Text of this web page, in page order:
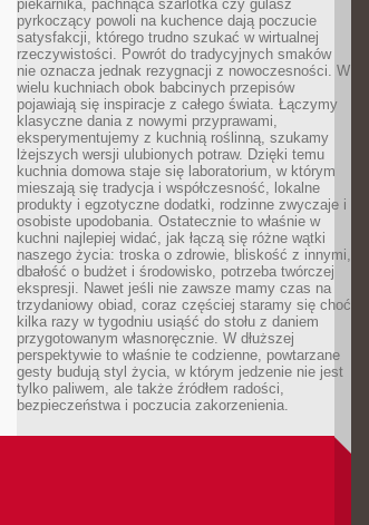
piekarnika, pachnąca szarlotka czy gulasz
pyrkoczący powoli na kuchence dają poczucie
satysfakcji, którego trudno szukać w wirtualnej
rzeczywistości. Powrót do tradycyjnych smaków
nie oznacza jednak rezygnacji z nowoczesności. W
wielu kuchniach obok babcinych przepisów
pojawiają się inspiracje z całego świata. Łączymy
klasyczne dania z nowymi przyprawami,
eksperymentujemy z kuchnią roślinną, szukamy
lżejszych wersji ulubionych potraw. Dzięki temu
kuchnia domowa staje się laboratorium, w którym
mieszają się tradycja i współczesność, lokalne
produkty i egzotyczne dodatki, rodzinne zwyczaje i
osobiste upodobania. Ostatecznie to właśnie w
kuchni najlepiej widać, jak łączą się różne wątki
naszego życia: troska o zdrowie, bliskość z innymi,
dbałość o budżet i środowisko, potrzeba twórczej
ekspresji. Nawet jeśli nie zawsze mamy czas na
trzydaniowy obiad, coraz częściej staramy się choć
kilka razy w tygodniu usiąść do stołu z daniem
przygotowanym własnoręcznie. W dłuższej
perspektywie to właśnie te codzienne, powtarzane
gesty budują styl życia, w którym jedzenie nie jest
tylko paliwem, ale także źródłem radości,
bezpieczeństwa i poczucia zakorzenienia.